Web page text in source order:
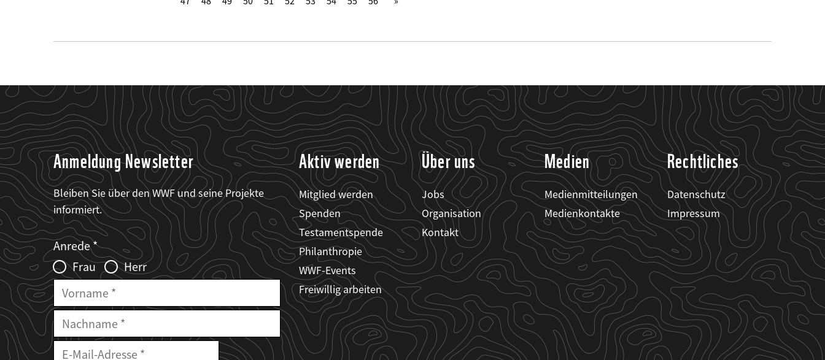
Anmeldung Newsletter
Bleiben Sie über den WWF und seine Projekte
informiert.
Web2Case
Infofelder
Fieldset
anrede_name
Anrede
Frau
Herr
Vorname
Nachname
E-
Mailadresse
Aktiv werden
Mitglied werden
Spenden
Testamentspende
Philanthropie
WWF-Events
Freiwillig arbeiten
Über uns
Jobs
Organisation
Kontakt
Medien
Medienmitteilungen
Medienkontakte
Rechtliches
Datenschutz
Impressum